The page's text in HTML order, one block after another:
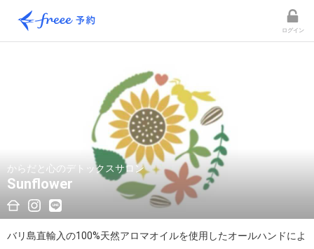
ログイン
からだと心のデトックスサロン
Sunflower
バリ島直輸入の100%天然アロマオイルを使用したオールハンドによ